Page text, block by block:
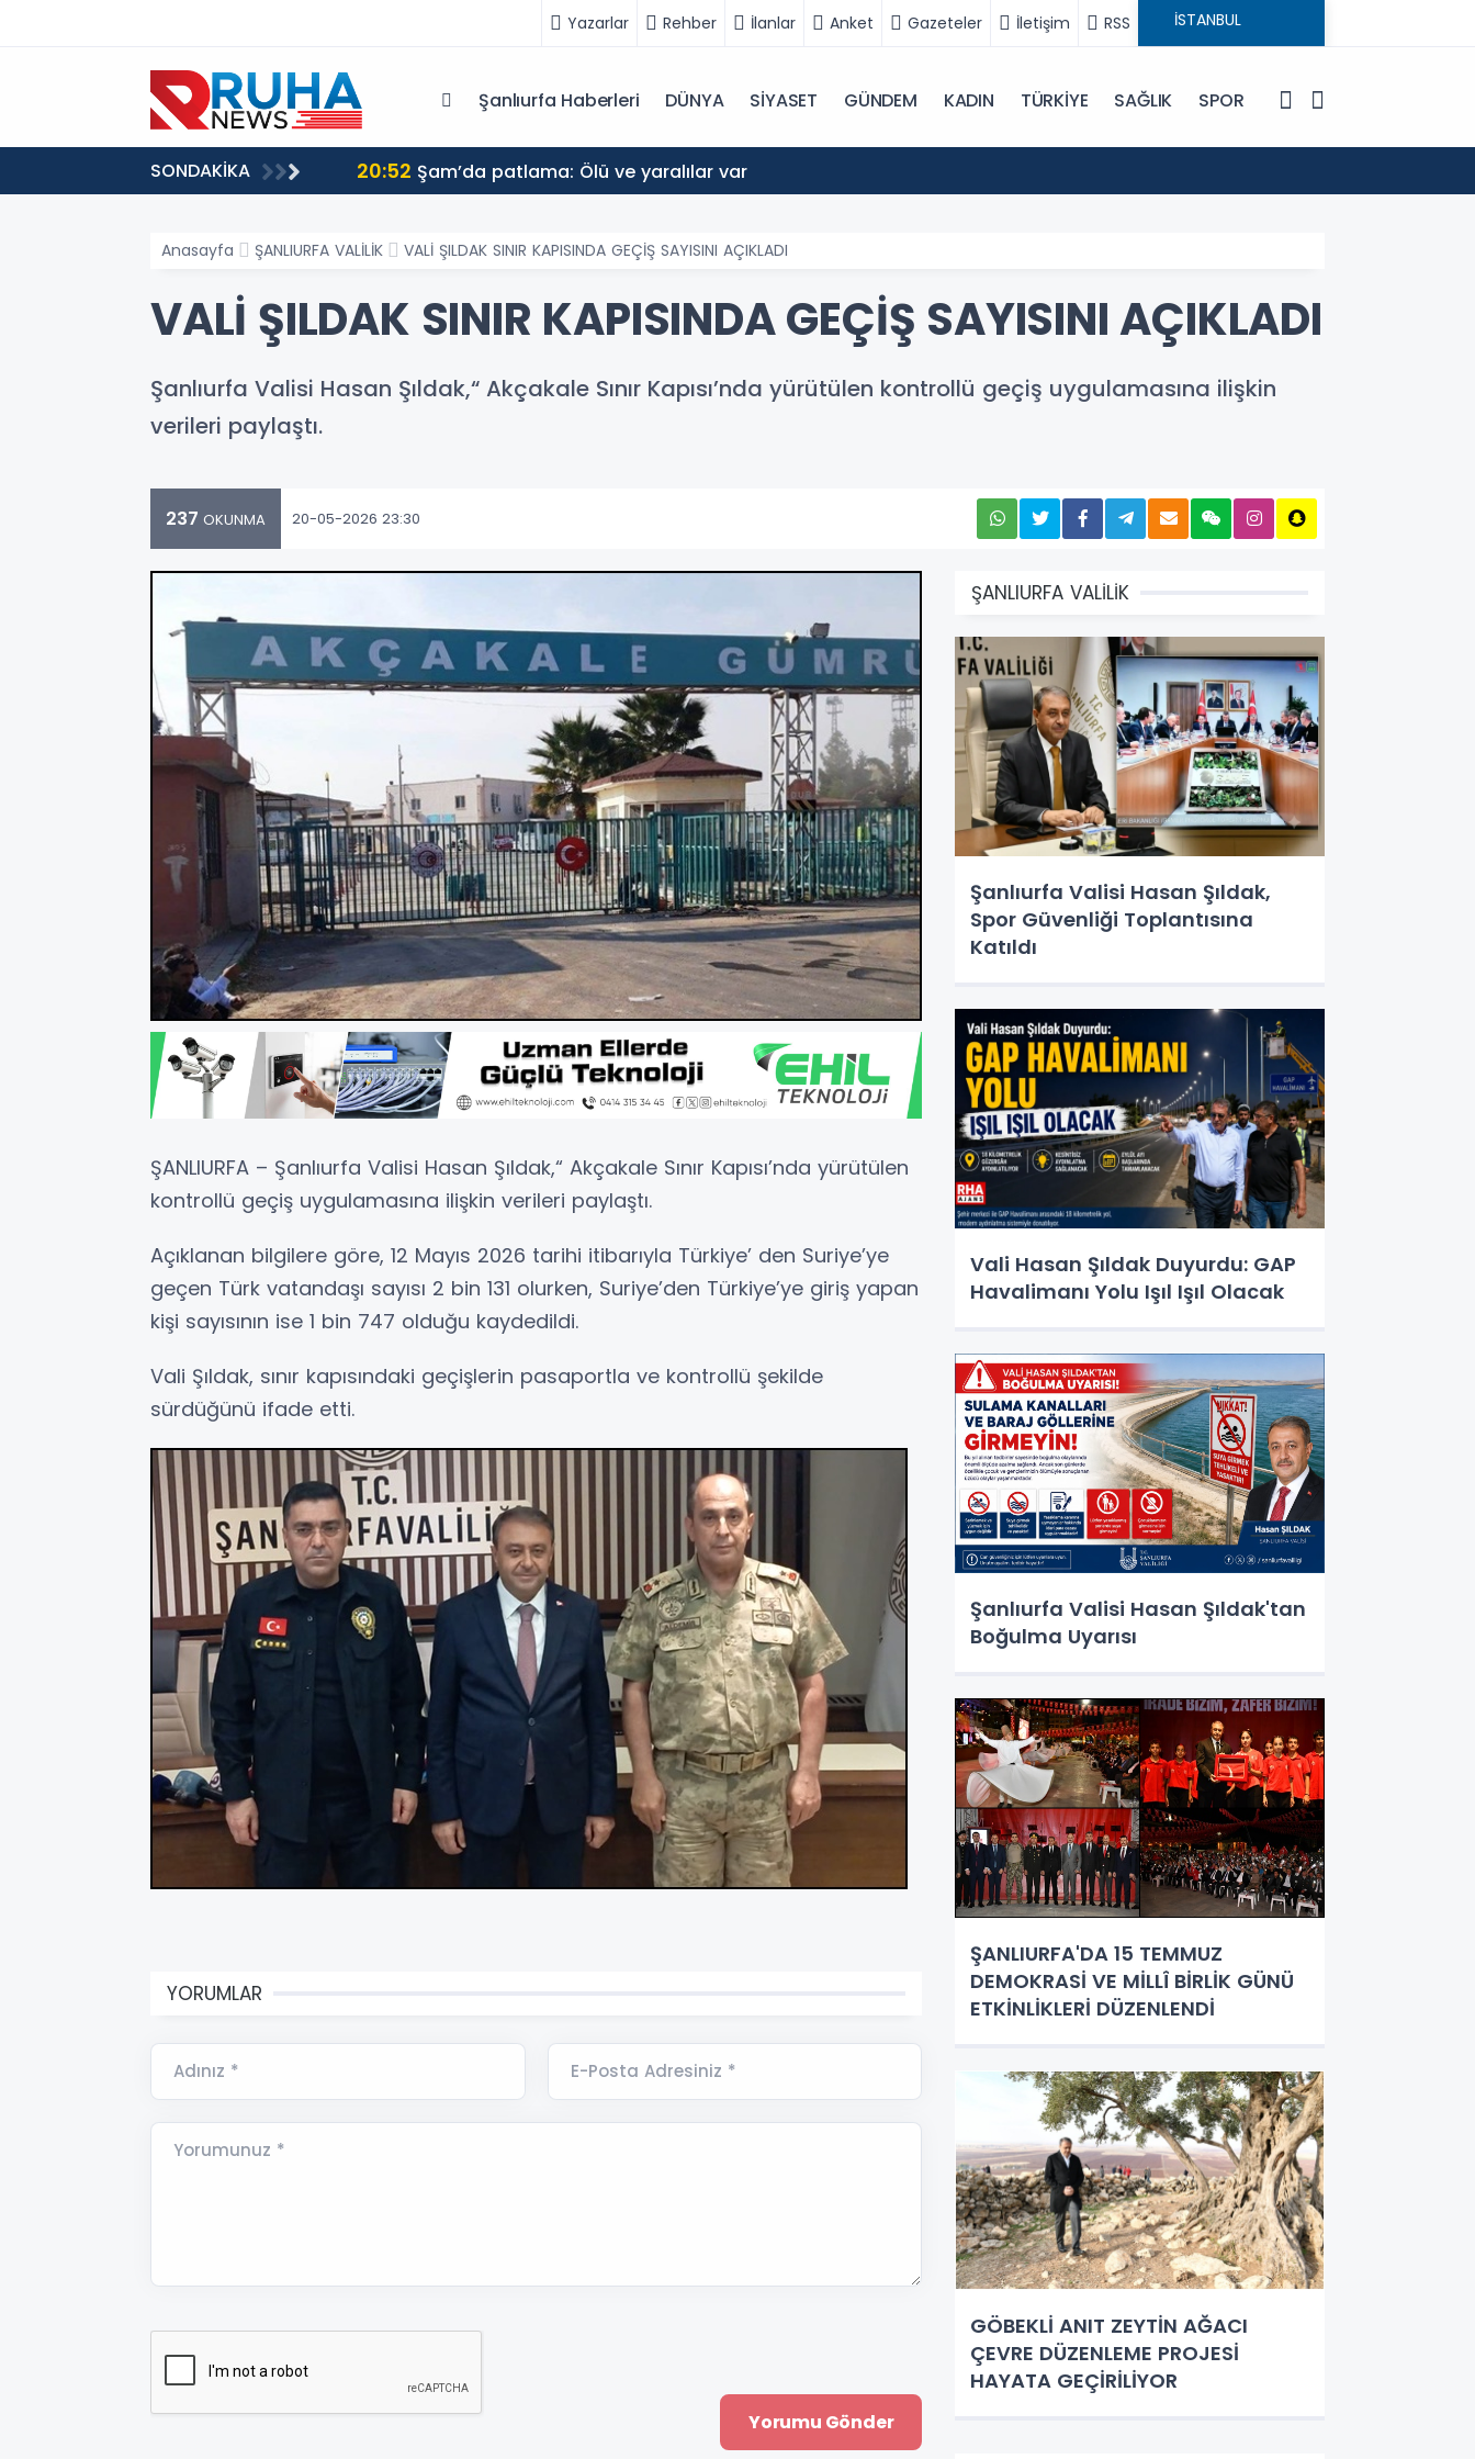
Yazarlar Rehber İlanlar Anket Gazeteler İletişim RSS
Şanlıurfa Haberleri DÜNYA SİYASET GÜNDEM KADIN TÜRKİYE SAĞLIK SPOR
SONDAKİKA
geçmeye davet ediyoruz 20:52 Şam’da patlama: Ölü ve yaralılar var
Anasayfa ŞANLIURFA VALİLİK VALİ ŞILDAK SINIR KAPISINDA GEÇİŞ SAYISINI AÇIKLADI
VALİ ŞILDAK SINIR KAPISINDA GEÇİŞ SAYISINI AÇIKLADI
Şanlıurfa Valisi Hasan Şıldak,“ Akçakale Sınır Kapısı’nda yürütülen kontrollü geçiş uygulamasına ilişkin
verileri paylaştı.
237 OKUNMA 20-05-2026 23:30
ŞANLIURFA – Şanlıurfa Valisi Hasan Şıldak,“ Akçakale Sınır Kapısı’nda yürütülen
kontrollü geçiş uygulamasına ilişkin verileri paylaştı.
Açıklanan bilgilere göre, 12 Mayıs 2026 tarihi itibarıyla Türkiye’ den Suriye’ye
geçen Türk vatandaşı sayısı 2 bin 131 olurken, Suriye’den Türkiye’ye giriş yapan
kişi sayısının ise 1 bin 747 olduğu kaydedildi.
Vali Şıldak, sınır kapısındaki geçişlerin pasaportla ve kontrollü şekilde
sürdüğünü ifade etti.
YORUMLAR
Adınız * E-Posta Adresiniz *
Yorumunuz *
ŞANLIURFA VALİLİK
Şanlıurfa Valisi Hasan Şıldak,
Spor Güvenliği Toplantısına
Katıldı
Vali Hasan Şıldak Duyurdu: GAP
Havalimanı Yolu Işıl Işıl Olacak
Şanlıurfa Valisi Hasan Şıldak'tan
Boğulma Uyarısı
ŞANLIURFA'DA 15 TEMMUZ
DEMOKRASİ VE MİLLÎ BİRLİK GÜNÜ
ETKİNLİKLERİ DÜZENLENDİ
GÖBEKLİ ANIT ZEYTİN AĞACI
ÇEVRE DÜZENLEME PROJESİ
HAYATA GEÇİRİLİYOR